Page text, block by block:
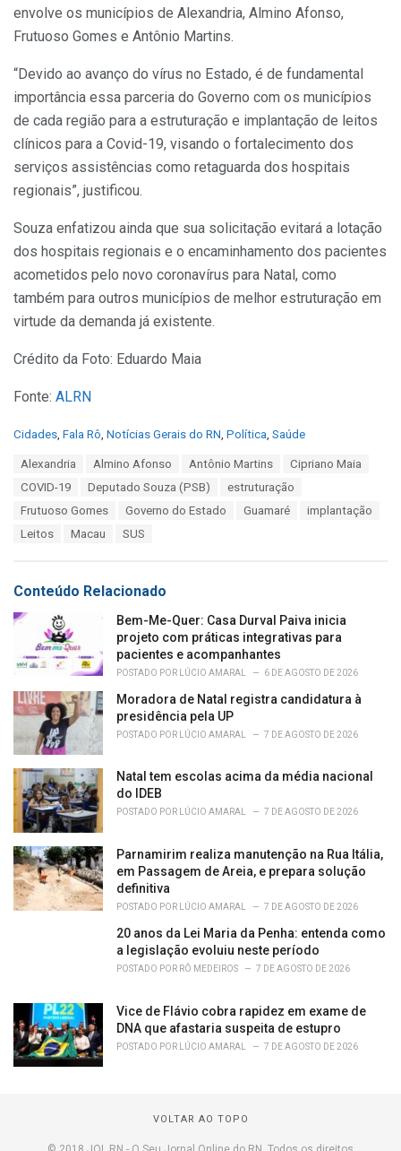
envolve os municípios de Alexandria, Almino Afonso,
Frutuoso Gomes e Antônio Martins.
“Devido ao avanço do vírus no Estado, é de fundamental
importância essa parceria do Governo com os municípios
de cada região para a estruturação e implantação de leitos
clínicos para a Covid-19, visando o fortalecimento dos
serviços assistências como retaguarda dos hospitais
regionais”, justificou.
Souza enfatizou ainda que sua solicitação evitará a lotação
dos hospitais regionais e o encaminhamento dos pacientes
acometidos pelo novo coronavírus para Natal, como
também para outros municípios de melhor estruturação em
virtude da demanda já existente.
Crédito da Foto: Eduardo Maia
Fonte: ALRN
C
:
Cidades, Fala Rô, Notícias Gerais do RN, Política, Saúde
Alexandria Almino Afonso Antônio Martins
Cipriano Maia
COVID-19
Deputado Souza (PSB)
estruturação
Frutuoso Gomes
Governo do Estado Guamaré
implantação
Leitos
Macau SUS
Conteúdo Relacionado
Bem-Me-Quer: Casa Durval Paiva inicia
projeto com práticas integrativas para
pacientes e acompanhantes
POSTADO POR LÚCIO AMARAL 6 DE AGOSTO DE 2026
Moradora de Natal registra candidatura à
presidência pela UP
POSTADO POR LÚCIO AMARAL 7 DE AGOSTO DE 2026
Natal tem escolas acima da média nacional
do IDEB
POSTADO POR LÚCIO AMARAL 7 DE AGOSTO DE 2026
Parnamirim realiza manutenção na Rua Itália,
em Passagem de Areia, e prepara solução
definitiva
POSTADO POR LÚCIO AMARAL 7 DE AGOSTO DE 2026
20 anos da Lei Maria da Penha: entenda como
a legislação evoluiu neste período
POSTADO POR RÔ MEDEIROS 7 DE AGOSTO DE 2026
Vice de Flávio cobra rapidez em exame de
DNA que afastaria suspeita de estupro
POSTADO POR LÚCIO AMARAL 7 DE AGOSTO DE 2026
VOLTAR AO TOPO